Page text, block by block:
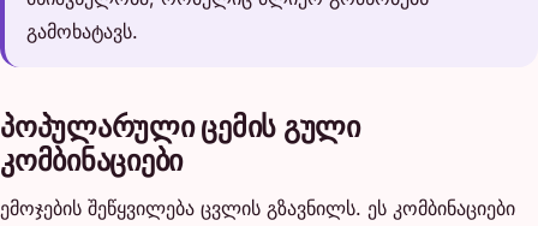
გამოხატავს.
პოპულარული ცემის გული
კომბინაციები
ემოჯების შეწყვილება ცვლის გზავნილს. ეს კომბინაციები